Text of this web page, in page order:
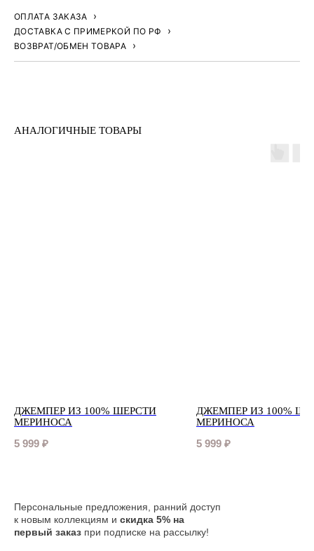
ОПЛАТА ЗАКАЗА
ДОСТАВКА С ПРИМЕРКОЙ ПО РФ
ВОЗВРАТ/ОБМЕН ТОВАРА
АНАЛОГИЧНЫЕ ТОВАРЫ
ДЖЕМПЕР ИЗ 100% ШЕРСТИ
МЕРИНОСА
5 999 ₽
ДЖЕМПЕР ИЗ 100%
МЕРИНОСА
5 999 ₽
Персональные предложения, ранний доступ
к новым коллекциям и скидка 5% на
первый заказ при подписке на рассылку!